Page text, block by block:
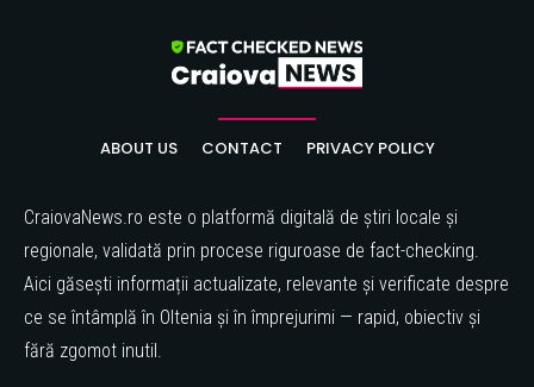
ABOUT US CONTACT PRIVACY POLICY
CraiovaNews.ro este o platformă digitală de știri locale și
regionale, validată prin procese riguroase de fact-checking.
Aici găsești informații actualizate, relevante și verificate despre
ce se întâmplă în Oltenia și în împrejurimi — rapid, obiectiv și
fără zgomot inutil.